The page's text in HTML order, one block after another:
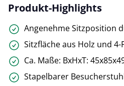
Produkt-Highlights
Angenehme Sitzposition
Sitzfläche aus Holz und
Ca. Maße: BxHxT:
Stapelbarer